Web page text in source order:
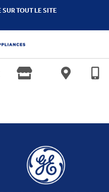
TOUT LE SITE